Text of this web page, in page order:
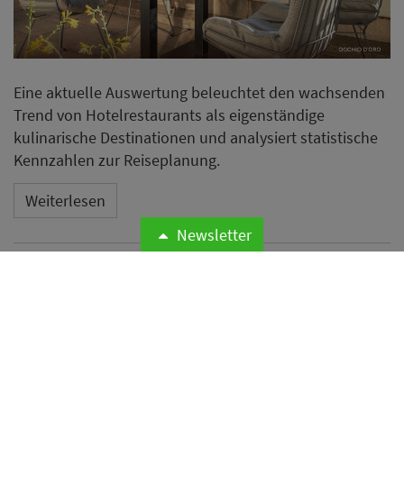
Eine aktuelle Auswertung beleuchtet den wachsenden
Trend von Hotelrestaurants als eigenständige
kulinarische Destinationen und analysiert statistische
Kennzahlen zur Reiseplanung.
Weiterlesen
Newsletter